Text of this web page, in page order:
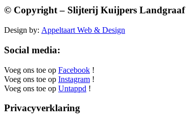
© Copyright – Slijterij Kuijpers Landgraaf
Design by: Appeltaart Web & Design
Social media:
Voeg ons toe op Facebook !
Voeg ons toe op Instagram !
Voeg ons toe op Untappd !
Privacyverklaring